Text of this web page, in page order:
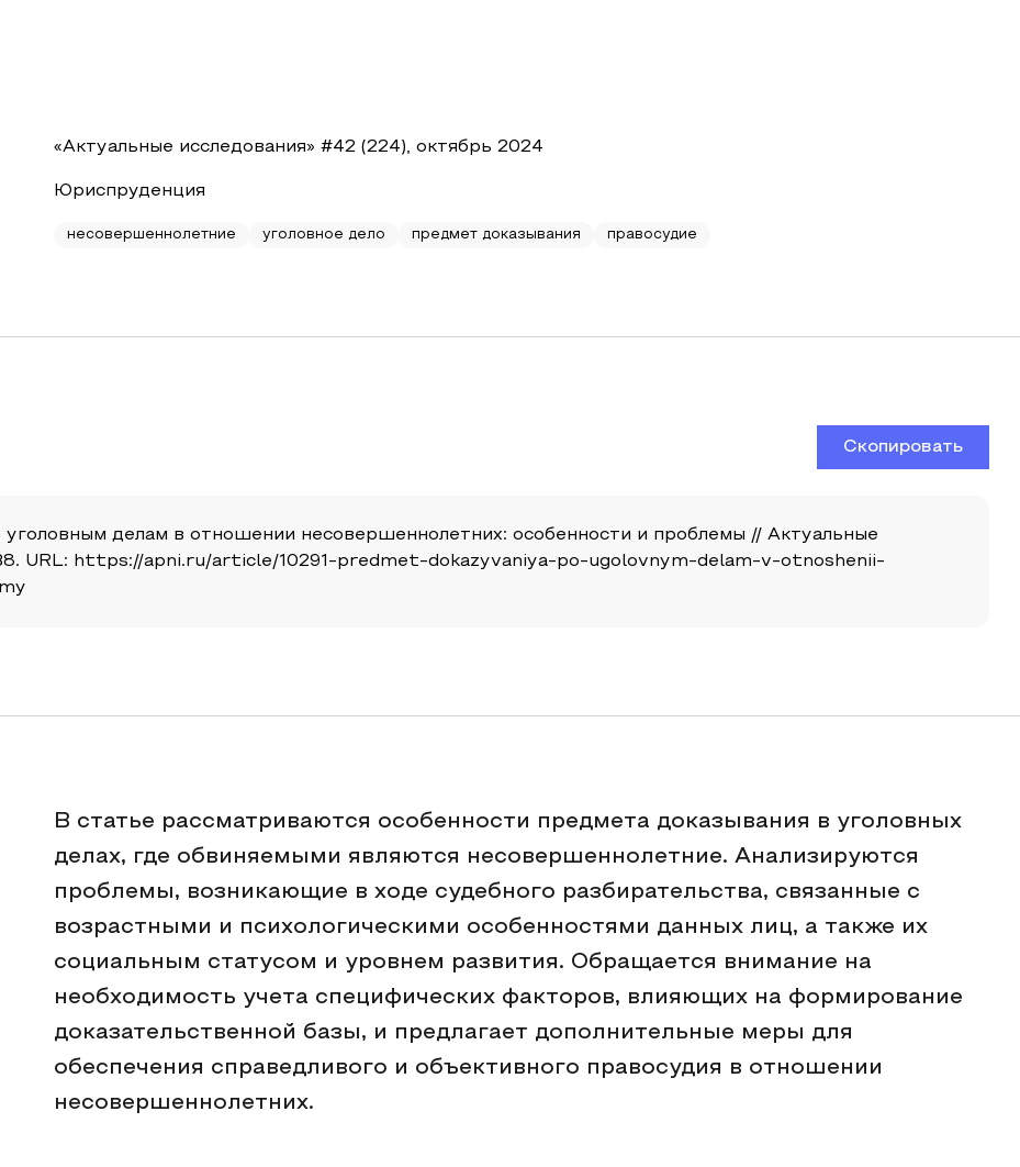
«Актуальные исследования» #42 (224), октябрь 2024
Юриспруденция
несовершеннолетние уголовное дело предмет доказывания правосудие
Скопировать
делам в отношении несовершеннолетних: особенности и проблемы // Актуальные
URL: https://apni.ru/article/10291-predmet-dokazyvaniya-po-ugolovnym-delam-v-otnoshenii-
В статье рассматриваются особенности предмета доказывания в уголовных
делах, где обвиняемыми являются несовершеннолетние. Анализируются
проблемы, возникающие в ходе судебного разбирательства, связанные с
возрастными и психологическими особенностями данных лиц, а также их
социальным статусом и уровнем развития. Обращается внимание на
необходимость учета специфических факторов, влияющих на формирование
доказательственной базы, и предлагает дополнительные меры для
обеспечения справедливого и объективного правосудия в отношении
несовершеннолетних.